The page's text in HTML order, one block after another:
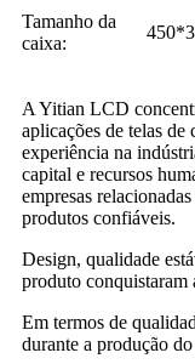
Tamanho da
caixa:
A Yitian LCD
aplicações de telas
experiência na
capital e recursos
empresas
produtos confiáveis.
Design, qualidade
produto conquistaram
Em termos de
durante a produção